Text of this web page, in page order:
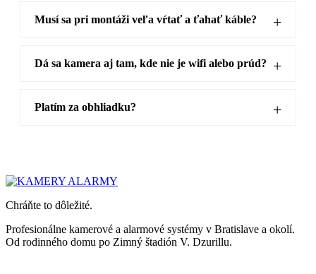
Musí sa pri montáži veľa vŕtať a ťahať káble?
Dá sa kamera aj tam, kde nie je wifi alebo prúd?
Platím za obhliadku?
Chráňte to dôležité.
Profesionálne kamerové a alarmové systémy v Bratislave a okolí.
Od rodinného domu po Zimný štadión V. Dzurillu.